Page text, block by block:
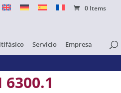
0 Items
Servicio Empresa